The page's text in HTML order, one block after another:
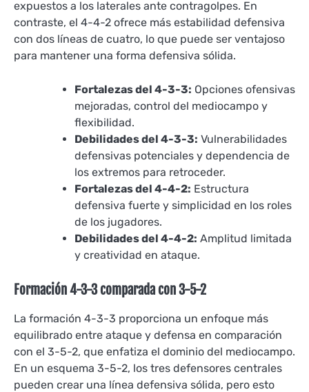
expuestos a los laterales ante contragolpes. En
contraste, el 4-4-2 ofrece más estabilidad defensiva
con dos líneas de cuatro, lo que puede ser ventajoso
para mantener una forma defensiva sólida.
Fortalezas del 4-3-3: Opciones ofensivas
mejoradas, control del mediocampo y
flexibilidad.
Debilidades del 4-3-3: Vulnerabilidades
defensivas potenciales y dependencia de
los extremos para retroceder.
Fortalezas del 4-4-2: Estructura
defensiva fuerte y simplicidad en los roles
de los jugadores.
Debilidades del 4-4-2: Amplitud limitada
y creatividad en ataque.
Formación 4-3-3 comparada con 3-5-2
La formación 4-3-3 proporciona un enfoque más
equilibrado entre ataque y defensa en comparación
con el 3-5-2, que enfatiza el dominio del mediocampo.
En un esquema 3-5-2, los tres defensores centrales
pueden crear una línea defensiva sólida, pero esto